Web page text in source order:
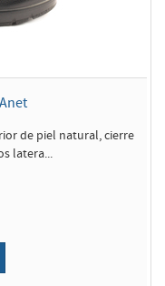
de piel natural, cierre
latera...